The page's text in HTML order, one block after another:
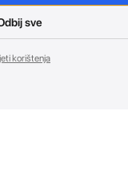
sve
korištenja